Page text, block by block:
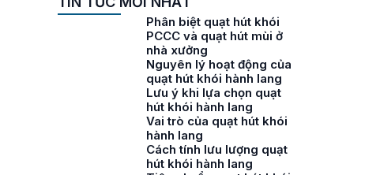
Phân biệt quạt hút khói
PCCC và quạt hút mùi ở
nhà xưởng
Nguyên lý hoạt động của
quạt hút khói hành lang
Lưu ý khi lựa chọn quạt
hút khói hành lang
Vai trò của quạt hút khói
hành lang
Cách tính lưu lượng quạt
hút khói hành lang